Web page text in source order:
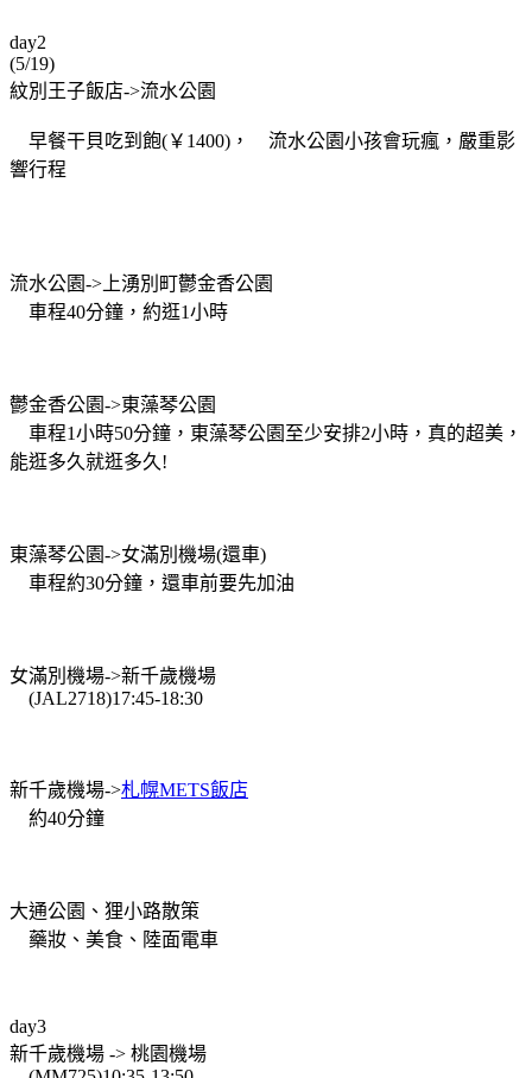
day2
(5/19)
紋別王子飯店->流水公園
早餐干貝吃到飽(￥1400)， 流水公園小孩會玩瘋，嚴重影
響行程
流水公園->上湧別町鬱金香公園
車程40分鐘，約逛1小時
鬱金香公園->東藻琴公園
車程1小時50分鐘，東藻琴公園至少安排2小時，真的超美，
能逛多久就逛多久!
東藻琴公園->女滿別機場(還車)
車程約30分鐘，還車前要先加油
女滿別機場->新千歲機場
(JAL2718)17:45-18:30
新千歲機場->札幌METS飯店
約40分鐘
大通公園、狸小路散策
藥妝、美食、陸面電車
day3
新千歲機場 -> 桃園機場